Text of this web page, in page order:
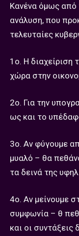
Κανένα όμως από
ανάλυση, που
τελευταίες
1ο. Η
χώρα στην
2ο. Για την
ως και το
3ο. Αν φύγουμε
μυαλό – θα
τα δεινά της
4ο. Αν μείνουμε
συμφωνία – θ
και οι συντάξεις